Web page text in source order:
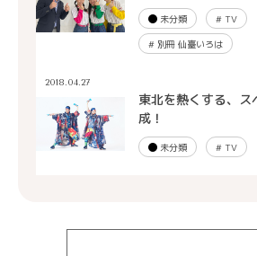
未分類 #TV
#別冊 仙臺いろは
2018.04.27
東北を熱くする、
成！
未分類 #TV